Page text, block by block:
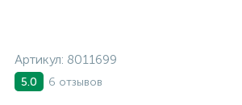
Артикул: 8011699
5.0 6 отзывов